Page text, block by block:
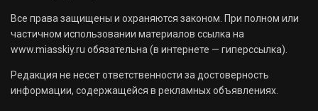
Все права защищены и охраняются законом. При полном или
частичном использовании материалов ссылка на
www.miasskiy.ru обязательна (в интернете — гиперссылка).
Редакция не несет ответственности за достоверность
информации, содержащейся в рекламных объявлениях.